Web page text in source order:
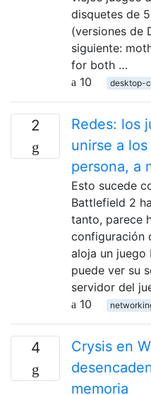
disquetes de
(versiones de
siguiente:
for both …
10
desktop-
2
Redes: los
unirse a
persona, a
Esto sucede
Battlefield 2
tanto, parece
configuración
aloja un juego
puede ver su
servidor del
10
4
Crysis en
memoria